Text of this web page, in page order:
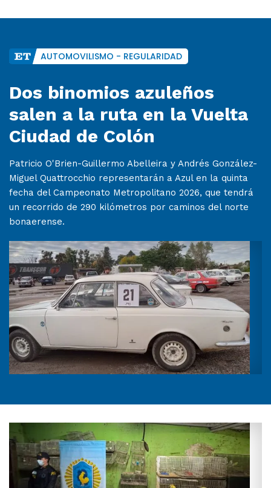
AUTOMOVILISMO - REGULARIDAD
Dos binomios azuleños
salen a la ruta en la Vuelta
Ciudad de Colón
Patricio O'Brien-Guillermo Abelleira y Andrés González-
Miguel Quattrocchio representarán a Azul en la quinta
fecha del Campeonato Metropolitano 2026, que tendrá
un recorrido de 290 kilómetros por caminos del norte
bonaerense.